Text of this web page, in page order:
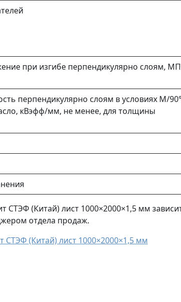
при изгибе перпендикулярно слоям,
перпендикулярно слоям в условиях М/
кВэфф/мм, не менее, для толщины
СТЭФ (Китай) лист 1000×2000×1,5 мм
отдела продаж.
СТЭФ (Китай) лист 1000×2000×1,5 мм